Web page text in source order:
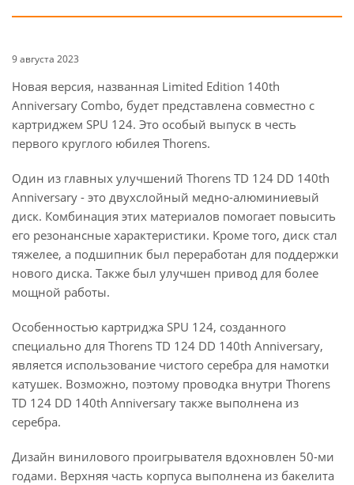
9 августа 2023
Новая версия, названная Limited Edition 140th
Anniversary Combo, будет представлена совместно с
картриджем SPU 124. Это особый выпуск в честь
первого круглого юбилея Thorens.
Один из главных улучшений Thorens TD 124 DD 140th
Anniversary - это двухслойный медно-алюминиевый
диск. Комбинация этих материалов помогает повысить
его резонансные характеристики. Кроме того, диск стал
тяжелее, а подшипник был переработан для поддержки
нового диска. Также был улучшен привод для более
мощной работы.
Особенностью картриджа SPU 124, созданного
специально для Thorens TD 124 DD 140th Anniversary,
является использование чистого серебра для намотки
катушек. Возможно, поэтому проводка внутри Thorens
TD 124 DD 140th Anniversary также выполнена из
серебра.
Дизайн винилового проигрывателя вдохновлен 50-ми
годами. Верхняя часть корпуса выполнена из бакелита